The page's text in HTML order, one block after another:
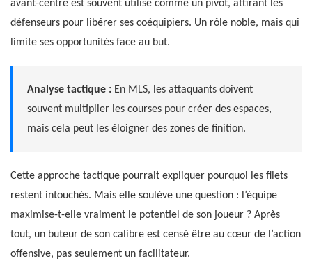
avant-centre est souvent utilisé comme un pivot, attirant les
défenseurs pour libérer ses coéquipiers. Un rôle noble, mais qui
limite ses opportunités face au but.
Analyse tactique : En MLS, les attaquants doivent
souvent multiplier les courses pour créer des espaces,
mais cela peut les éloigner des zones de finition.
Cette approche tactique pourrait expliquer pourquoi les filets
restent intouchés. Mais elle soulève une question : l’équipe
maximise-t-elle vraiment le potentiel de son joueur ? Après
tout, un buteur de son calibre est censé être au cœur de l’action
offensive, pas seulement un facilitateur.